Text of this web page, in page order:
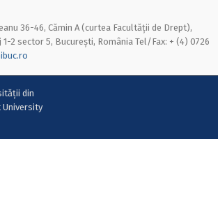
36-46, Cămin A (curtea Facultății de Drept),
1-2 sector 5, București, România Tel/Fax: + (4) 0726
din
University